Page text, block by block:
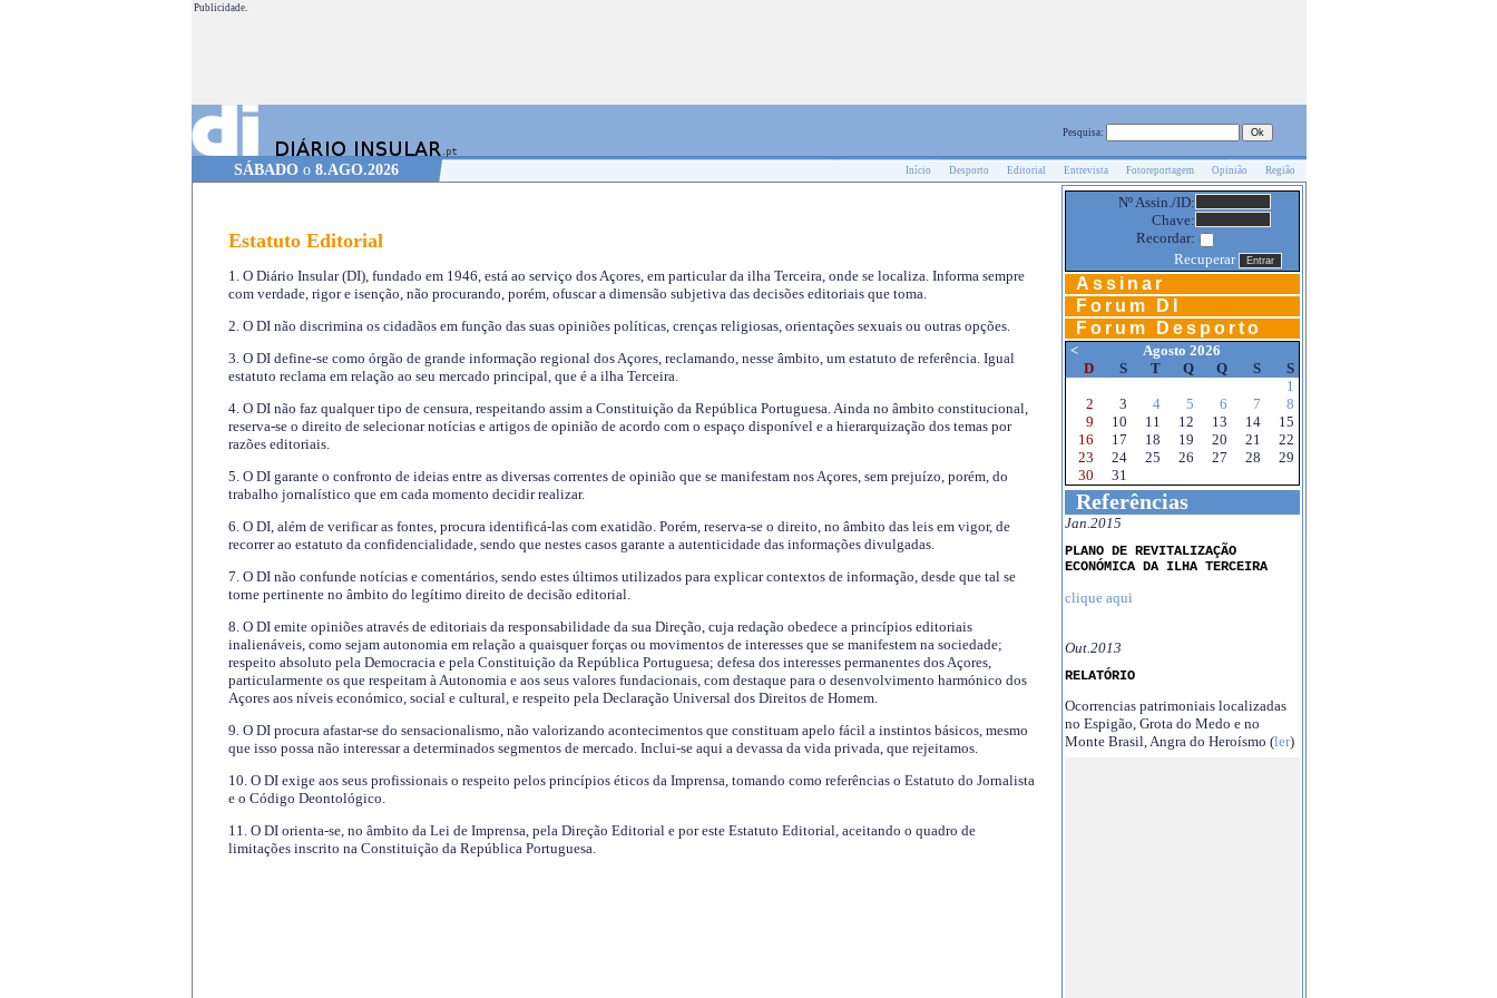
Publicidade.
Pesquisa:
SÁBADO o 8.AGO.2026 Início Desporto Editorial Entrevista Fotoreportagem Opinião Região
Estatuto Editorial
1. O Diário Insular (DI), fundado em 1946, está ao serviço dos Açores, em particular da ilha Terceira, onde se localiza. Informa sempre
com verdade, rigor e isenção, não procurando, porém, ofuscar a dimensão subjetiva das decisões editoriais que toma.
2. O DI não discrimina os cidadãos em função das suas opiniões políticas, crenças religiosas, orientações sexuais ou outras opções.
3. O DI define-se como órgão de grande informação regional dos Açores, reclamando, nesse âmbito, um estatuto de referência. Igual
estatuto reclama em relação ao seu mercado principal, que é a ilha Terceira.
4. O DI não faz qualquer tipo de censura, respeitando assim a Constituição da República Portuguesa. Ainda no âmbito constitucional,
reserva-se o direito de selecionar notícias e artigos de opinião de acordo com o espaço disponível e a hierarquização dos temas por
razões editoriais.
5. O DI garante o confronto de ideias entre as diversas correntes de opinião que se manifestam nos Açores, sem prejuízo, porém, do
trabalho jornalístico que em cada momento decidir realizar.
6. O DI, além de verificar as fontes, procura identificá-las com exatidão. Porém, reserva-se o direito, no âmbito das leis em vigor, de
recorrer ao estatuto da confidencialidade, sendo que nestes casos garante a autenticidade das informações divulgadas.
7. O DI não confunde notícias e comentários, sendo estes últimos utilizados para explicar contextos de informação, desde que tal se
torne pertinente no âmbito do legítimo direito de decisão editorial.
8. O DI emite opiniões através de editoriais da responsabilidade da sua Direção, cuja redação obedece a princípios editoriais
inalienáveis, como sejam autonomia em relação a quaisquer forças ou movimentos de interesses que se manifestem na sociedade;
respeito absoluto pela Democracia e pela Constituição da República Portuguesa; defesa dos interesses permanentes dos Açores,
particularmente os que respeitam à Autonomia e aos seus valores fundacionais, com destaque para o desenvolvimento harmónico dos
Açores aos níveis económico, social e cultural, e respeito pela Declaração Universal dos Direitos de Homem.
9. O DI procura afastar-se do sensacionalismo, não valorizando acontecimentos que constituam apelo fácil a instintos básicos, mesmo
que isso possa não interessar a determinados segmentos de mercado. Inclui-se aqui a devassa da vida privada, que rejeitamos.
10. O DI exige aos seus profissionais o respeito pelos princípios éticos da Imprensa, tomando como referências o Estatuto do Jornalista
e o Código Deontológico.
11. O DI orienta-se, no âmbito da Lei de Imprensa, pela Direção Editorial e por este Estatuto Editorial, aceitando o quadro de
limitações inscrito na Constituição da República Portuguesa.
Nº Assin./ID:
Chave:
Recordar:
Recuperar
Assinar
Forum DI
Forum Desporto
<
Agosto 2026
D
S T Q Q S
S
1
2
3 4 5 6 7
8
9
10 11 12 13 14
15
16
17 18 19 20 21
22
23
24 25 26 27 28
29
30
31
Referências
Jan.2015
PLANO DE REVITALIZAÇÃO
ECONÓMICA DA ILHA TERCEIRA
clique aqui
Out.2013
RELATÓRIO
Ocorrencias patrimoniais localizadas
no Espigão, Grota do Medo e no
Monte Brasil, Angra do Heroísmo (ler)